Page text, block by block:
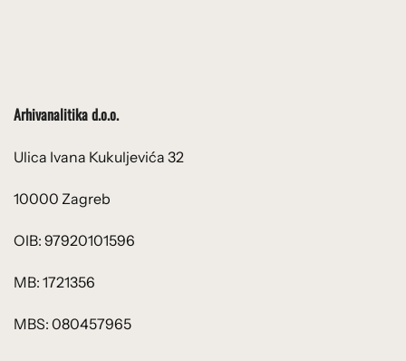
Arhivanalitika d.o.o.
Ulica Ivana Kukuljevića 32
10000 Zagreb
OIB: 97920101596
MB: 1721356
MBS: 080457965